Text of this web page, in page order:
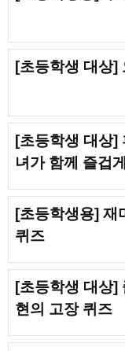
[초등학생 대상]
[초등학생 대상]
녀가 함께 즐겁
[초등학생용] 재
퀴즈
[초등학생 대상]
현의 고장 퀴즈